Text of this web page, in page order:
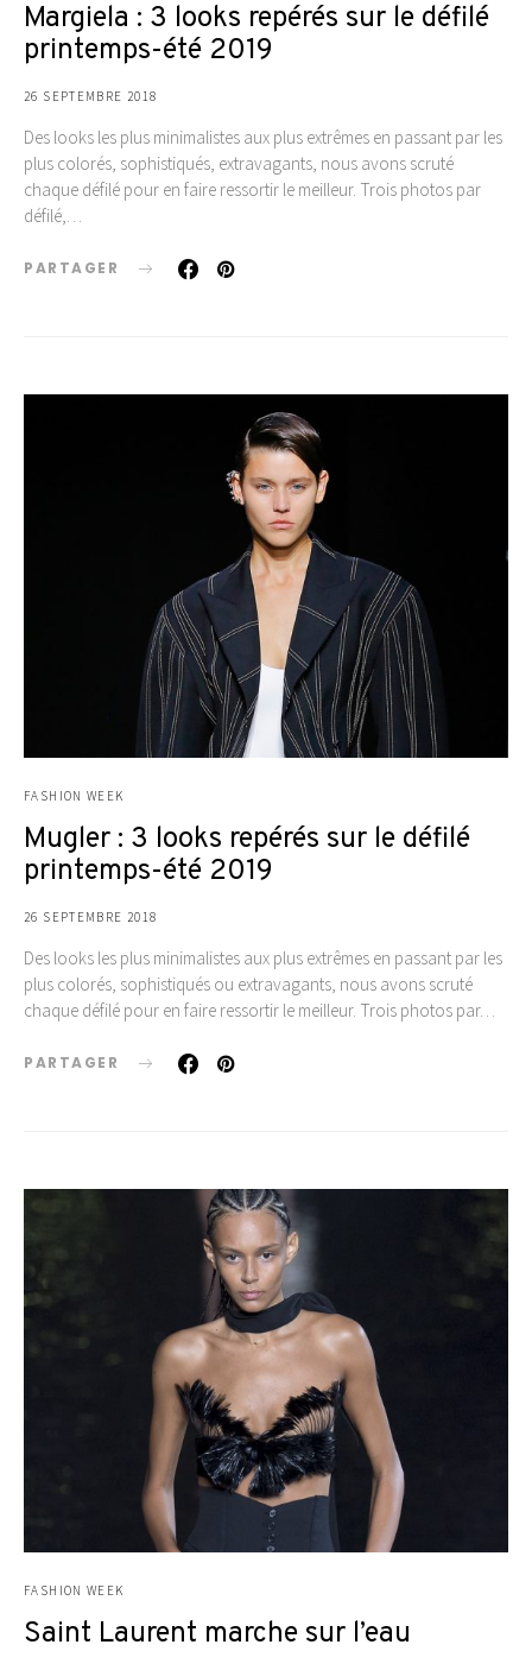
Margiela : 3 looks repérés sur le défilé
printemps-été 2019
26 SEPTEMBRE 2018
Des looks les plus minimalistes aux plus extrêmes en passant par les
plus colorés, sophistiqués, extravagants, nous avons scruté
chaque défilé pour en faire ressortir le meilleur. Trois photos par
défilé,…
PARTAGER
FASHION WEEK
Mugler : 3 looks repérés sur le défilé
printemps-été 2019
26 SEPTEMBRE 2018
Des looks les plus minimalistes aux plus extrêmes en passant par les
plus colorés, sophistiqués ou extravagants, nous avons scruté
chaque défilé pour en faire ressortir le meilleur. Trois photos par…
PARTAGER
FASHION WEEK
Saint Laurent marche sur l’eau